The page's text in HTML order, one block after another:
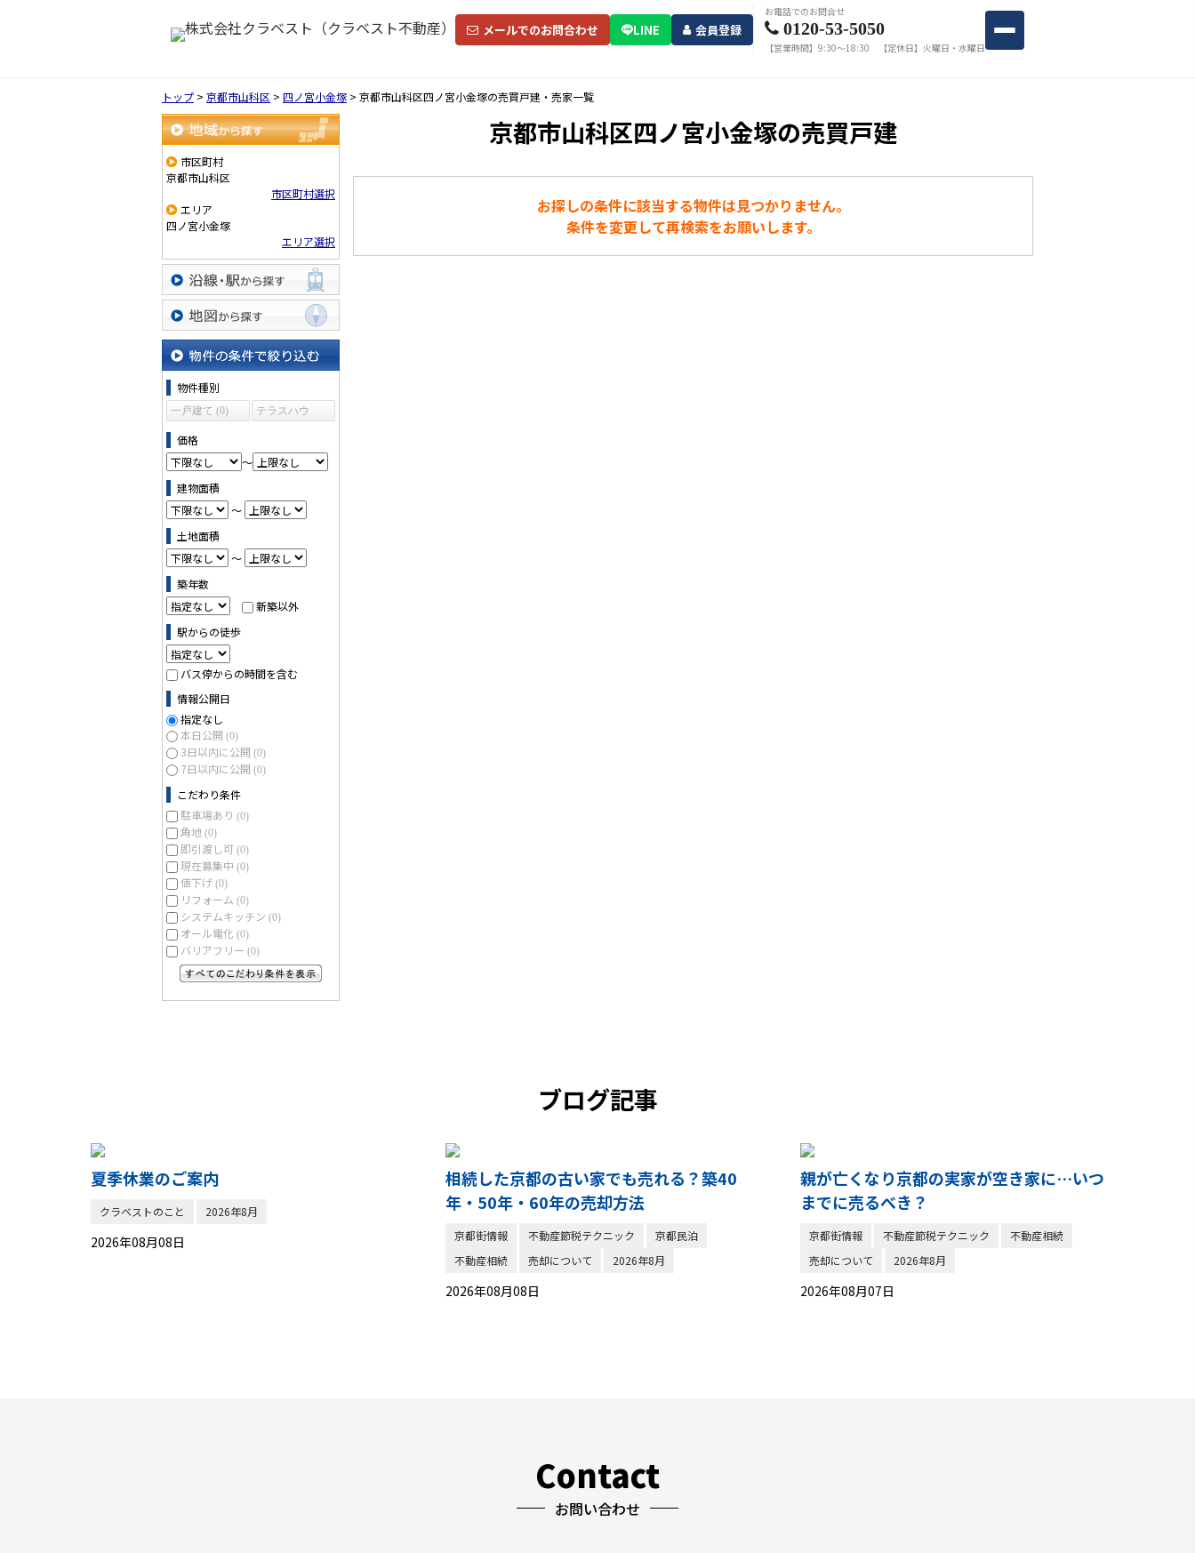
メールでのお問合わせ LINE 会員登録
お電話でのお問合せ
0120-53-5050
【営業時間】9:30〜18:30 【定休日】火曜日・水曜日
トップ > 京都市山科区 > 四ノ宮小金塚 > 京都市山科区四ノ宮小金塚の売買戸建・売家一覧
地域から探す
市区町村
京都市山科区
市区町村選択
エリア
四ノ宮小金塚
エリア選択
沿線・駅から探す
地図から探す
物件の条件で絞り込む
物件種別
一戸建て (0)
テラスハウ
価格
～
建物面積
～
土地面積
～
築年数
新築以外
駅からの徒歩
バス停からの時間を含む
情報公開日
指定なし
本日公開 (0)
3日以内に公開 (0)
7日以内に公開 (0)
こだわり条件
駐車場あり (0)
角地 (0)
即引渡し可 (0)
現在募集中 (0)
値下げ (0)
リフォーム (0)
システムキッチン (0)
オール電化 (0)
バリアフリー (0)
京都市山科区四ノ宮小金塚の売買戸建
お探しの条件に該当する物件は見つかりません。
条件を変更して再検索をお願いします。
ブログ記事
夏季休業のご案内
クラベストのこと 2026年8月
2026年08月08日
相続した京都の古い家でも売れる？築40
年・50年・60年の売却方法
京都街情報 不動産節税テクニック
京都民泊
不動産相続
売却について 2026年8月
2026年08月08日
親が亡くなり京都の実家が空き家に…いつ
までに売るべき？
京都街情報 不動産節税テクニック
不動産相続
売却について
2026年8月
2026年08月07日
Contact
お問い合わせ